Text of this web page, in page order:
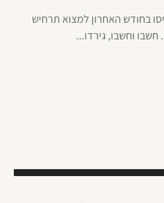
בחודש האחרון למצוא תרחיש
חשבו וחשבו, גירדו...